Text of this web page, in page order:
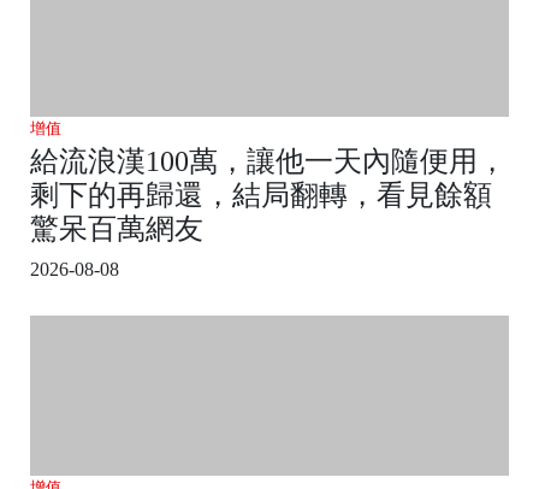
增值
給流浪漢100萬，讓他一天內隨便用，
剩下的再歸還，結局翻轉，看見餘額
驚呆百萬網友
2026-08-08